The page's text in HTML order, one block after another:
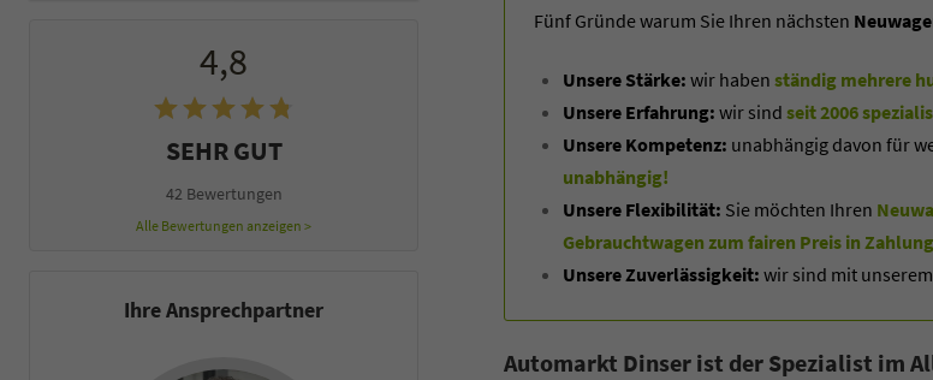
Fünf Gründe warum Sie Ihren nächsten
Unsere Stärke: wir habenständig mehrere
Unsere Erfahrung: wir sindseit 2006
Unsere Kompetenz: unabhängig davon für
unabhängig!
Unsere Flexibilität: Sie möchten Ihren
Gebrauchtwagen zum fairen Preis in
Unsere Zuverlässigkeit: wir sind mit unserem
Automarkt Dinser ist der Spezialist im
4,8
SEHR GUT
42 Bewertungen
Alle Bewertungen anzeigen >
Ihre Ansprechpartner